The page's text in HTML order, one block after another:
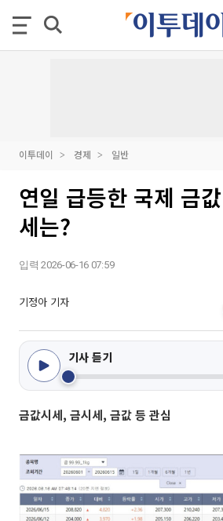
이투데이 경제 일반
연일 급등한 국제 금
세는?
입력 2026-06-16 07:59
기정아 기자
기사 듣기
금값시세, 금시세, 금값 등 관심